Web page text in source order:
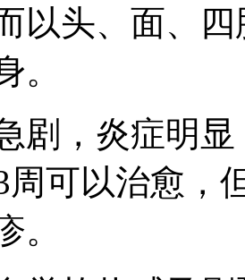
以头、面、
。
，炎症明显
周可以治愈，
。